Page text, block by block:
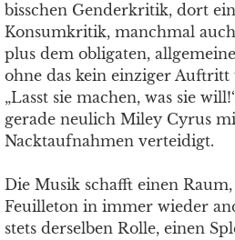
bisschen Genderkritik, dort
Konsumkritik, manchmal
plus dem obligaten,
ohne das kein einziger
„Lasst sie machen, was sie
gerade neulich Miley Cyrus
Nacktaufnahmen verteidigt.
Die Musik schafft einen
Feuilleton in immer wieder
stets derselben Rolle, einen